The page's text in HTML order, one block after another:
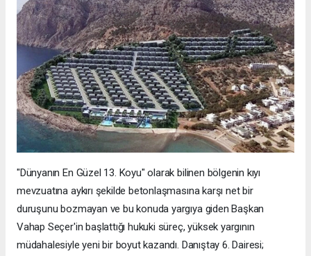
"Dünyanın En Güzel 13. Koyu" olarak bilinen bölgenin kıyı
mevzuatına aykırı şekilde betonlaşmasına karşı net bir
duruşunu bozmayan ve bu konuda yargıya giden Başkan
Vahap Seçer'in başlattığı hukuki süreç, yüksek yargının
müdahalesiyle yeni bir boyut kazandı. Danıştay 6. Dairesi;